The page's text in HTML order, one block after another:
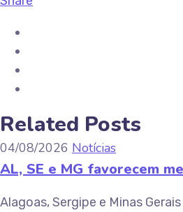
Related Posts
04/08/2026 Notícias
AL, SE e MG favorecem
Alagoas, Sergipe e Minas